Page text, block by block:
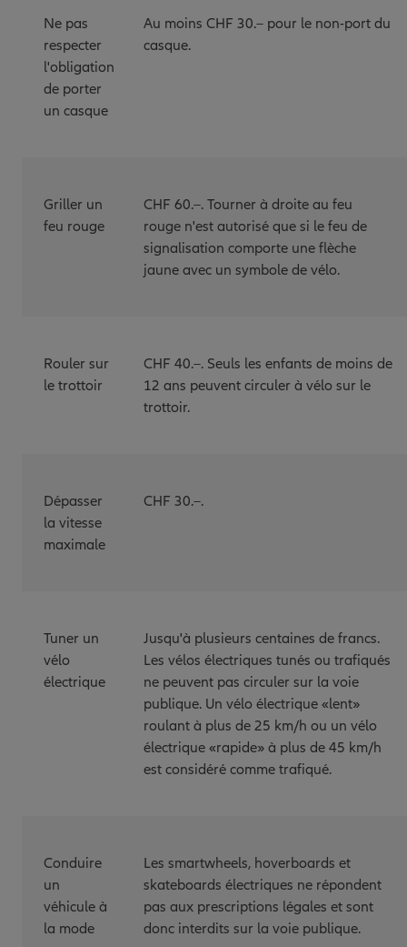
Ne pas
respecter
l'obligation
de porter
un casque
Au moins CHF 30.– pour le non-port du
casque.
Griller un
feu rouge
CHF 60.–. Tourner à droite au feu
rouge n'est autorisé que si le feu de
signalisation comporte une flèche
jaune avec un symbole de vélo.
Rouler sur
le trottoir
CHF 40.–. Seuls les enfants de moins de
12 ans peuvent circuler à vélo sur le
trottoir.
Dépasser
la vitesse
maximale
CHF 30.–.
Tuner un
vélo
électrique
Jusqu'à plusieurs centaines de francs.
Les vélos électriques tunés ou trafiqués
ne peuvent pas circuler sur la voie
publique. Un vélo électrique «lent»
roulant à plus de 25 km/h ou un vélo
électrique «rapide» à plus de 45 km/h
est considéré comme trafiqué.
Conduire
un
véhicule à
la mode
Les smartwheels, hoverboards et
skateboards électriques ne répondent
pas aux prescriptions légales et sont
donc interdits sur la voie publique.